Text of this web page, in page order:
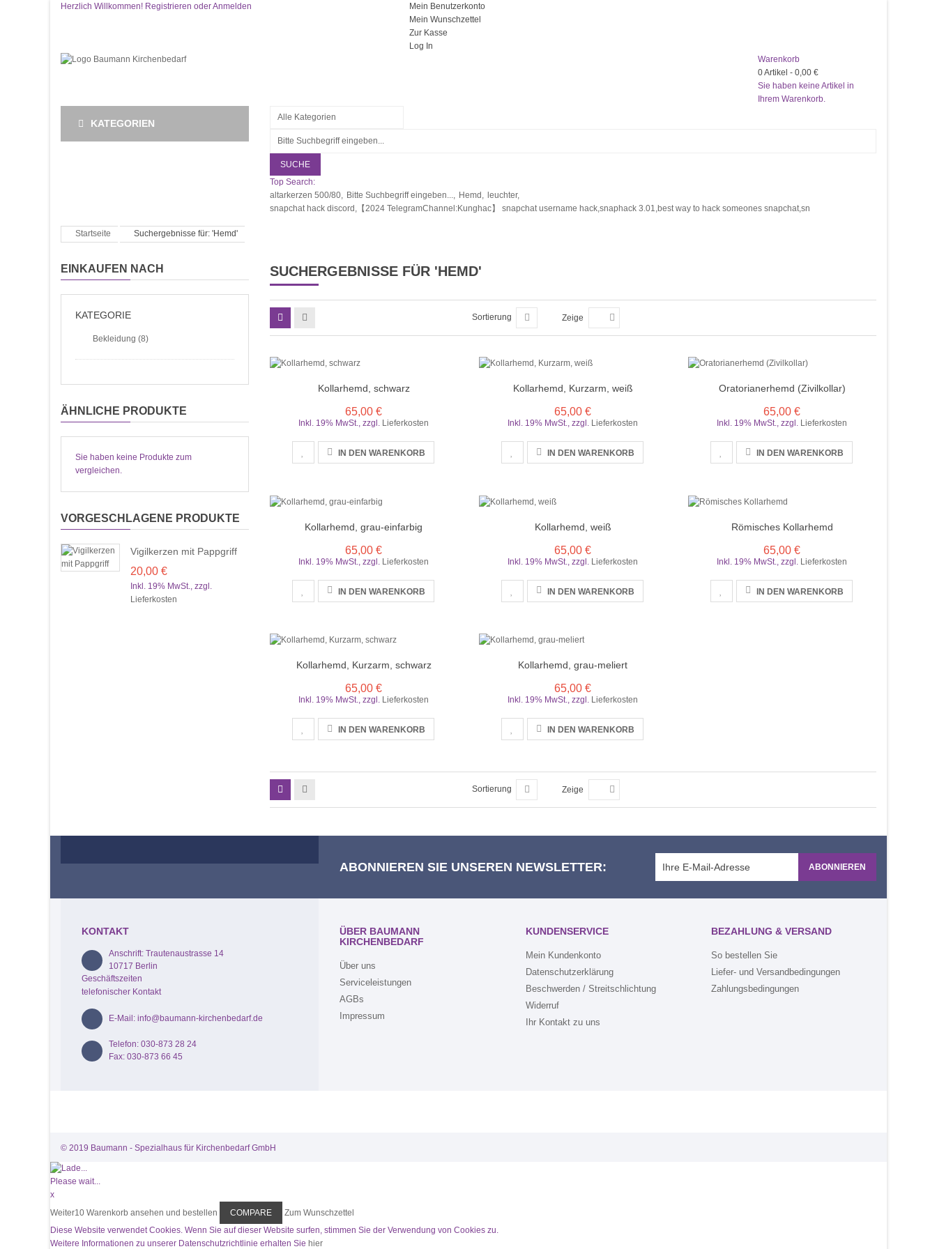
Herzlich Willkommen! Registrieren oderAnmelden
Mein Benutzerkonto
Mein Wunschzettel
Zur Kasse
Log In
Warenkorb
0Artikel - 0,00 €
Sie haben keine Artikel in
Ihrem Warenkorb.
KATEGORIEN
SUCHE
Top Search:
altarkerzen 500/80, Bitte Suchbegriff eingeben..., Hemd, leuchter,
snapchat hack discord,【2024 TelegramChannel:Kunghac】 snapchat username hack,snaphack 3.01,best way to hack someones snapchat,sn
Startseite Suchergebnisse für: 'Hemd'
EINKAUFEN NACH
KATEGORIE
Bekleidung (8)
ÄHNLICHE PRODUKTE
Sie haben keine Produkte zum
vergleichen.
VORGESCHLAGENE PRODUKTE
Vigilkerzen mit Pappgriff
20,00 €
Inkl. 19% MwSt., zzgl.
Lieferkosten
SUCHERGEBNISSE FÜR 'HEMD'
Sortierung Zeige
Kollarhemd, schwarz
65,00 €
Inkl. 19% MwSt.,zzgl. Lieferkosten
IN DEN WARENKORB
Kollarhemd, Kurzarm, weiß
65,00 €
Inkl. 19% MwSt.,zzgl. Lieferkosten
IN DEN WARENKORB
Oratorianerhemd (Zivilkollar)
65,00 €
Inkl. 19% MwSt.,zzgl. Lieferkosten
IN DEN WARENKORB
Kollarhemd, grau-einfarbig
65,00 €
Inkl. 19% MwSt. ,zzgl. Lieferkosten
IN DEN WARENKORB
Kollarhemd, weiß
65,00 €
Inkl. 19% MwSt. ,zzgl. Lieferkosten
IN DEN WARENKORB
Römisches Kollarhemd
65,00 €
Inkl. 19% MwSt. ,zzgl. Lieferkosten
IN DEN WARENKORB
Kollarhemd, Kurzarm, schwarz
65,00 €
Inkl. 19% MwSt.,zzgl. Lieferkosten
IN DEN WARENKORB
Kollarhemd, grau-meliert
65,00 €
Inkl. 19% MwSt.,zzgl. Lieferkosten
IN DEN WARENKORB
Sortierung Zeige
ABONNIEREN SIE UNSEREN NEWSLETTER: ABONNIEREN
KONTAKT
Anschrift: Trautenaustrasse 14
10717 Berlin
Geschäftszeiten
telefonischer Kontakt
E-Mail: info@baumann-kirchenbedarf.de
Telefon: 030-873 28 24
Fax: 030-873 66 45
ÜBER BAUMANN
KIRCHENBEDARF
Über uns
Serviceleistungen
AGBs
Impressum
KUNDENSERVICE
Mein Kundenkonto
Datenschutzerklärung
Beschwerden / Streitschlichtung
Widerruf
Ihr Kontakt zu uns
BEZAHLUNG & VERSAND
So bestellen Sie
Liefer- und Versandbedingungen
Zahlungsbedingungen
© 2019 Baumann - Spezialhaus für Kirchenbedarf GmbH
Please wait...
x
Weiter10 Warenkorb ansehen und bestellen COMPARE
Zum Wunschzettel
Diese Website verwendet Cookies. Wenn Sie auf dieser Website surfen, stimmen Sie der Verwendung von Cookies zu.
Weitere Informationen zu unserer Datenschutzrichtlinie erhalten Sie hier